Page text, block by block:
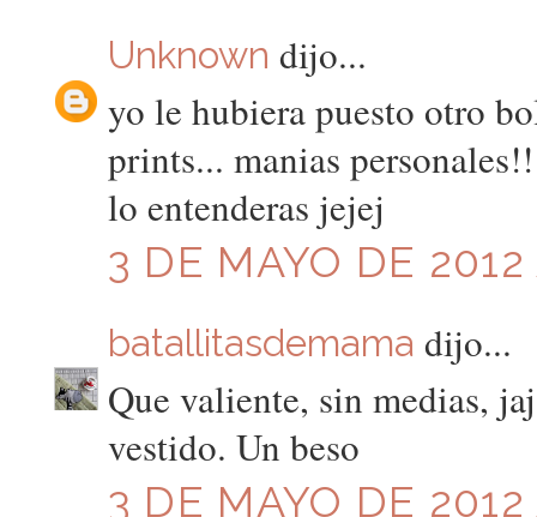
Unknown dijo...
yo le hubiera puesto otro
prints... manias
lo entenderas jejej
3 DE MAYO DE
batallitasdemama dijo...
Que valiente, sin medias,
vestido. Un beso
3 DE MAYO DE